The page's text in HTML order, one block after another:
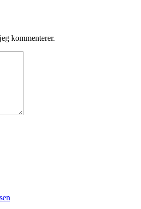
kommenterer.